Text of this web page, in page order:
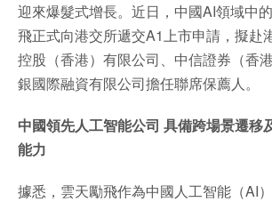
迎來爆髮式增長。近日，中國AI領域中
飛正式向港交所遞交A1上市申請，擬赴
控股（香港）有限公司、中信證券（香
銀國際融資有限公司擔任聯席保薦人。
中國領先人工智能公司 具備跨場景遷移
能力
據悉，雲天勵飛作為中國人工智能（AI